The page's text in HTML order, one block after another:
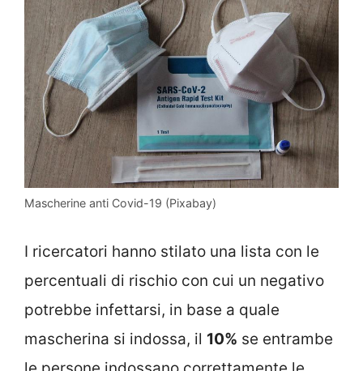
Mascherine anti Covid-19 (Pixabay)
I ricercatori hanno stilato una lista con le
percentuali di rischio con cui un negativo
potrebbe infettarsi, in base a quale
mascherina si indossa, il 10% se entrambe